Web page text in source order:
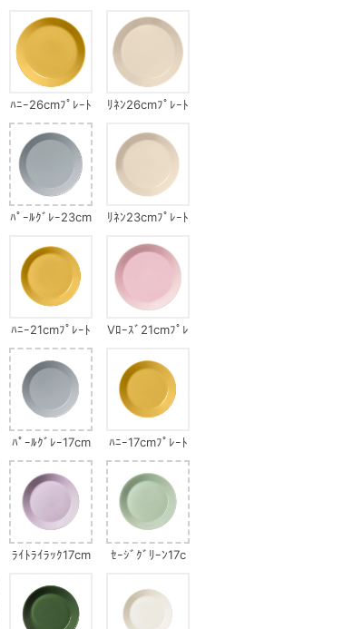
ﾊﾆｰ26cmﾌﾟﾚｰﾄ ﾘﾈﾝ26cmﾌﾟﾚｰﾄ
ﾊﾟｰﾙｸﾞﾚｰ23cm
ﾘﾈﾝ23cmﾌﾟﾚｰﾄ
ﾊﾆｰ21cmﾌﾟﾚｰﾄ
Vﾛｰｽﾞ21cmﾌﾟﾚ
ﾊﾟｰﾙｸﾞﾚｰ17cm
ﾌﾟﾚｰﾄ
ﾊﾆｰ17cmﾌﾟﾚｰﾄ
ﾗｲﾄﾗｲﾗｯｸ17cm
ｾｰｼﾞｸﾞﾘｰﾝ17c